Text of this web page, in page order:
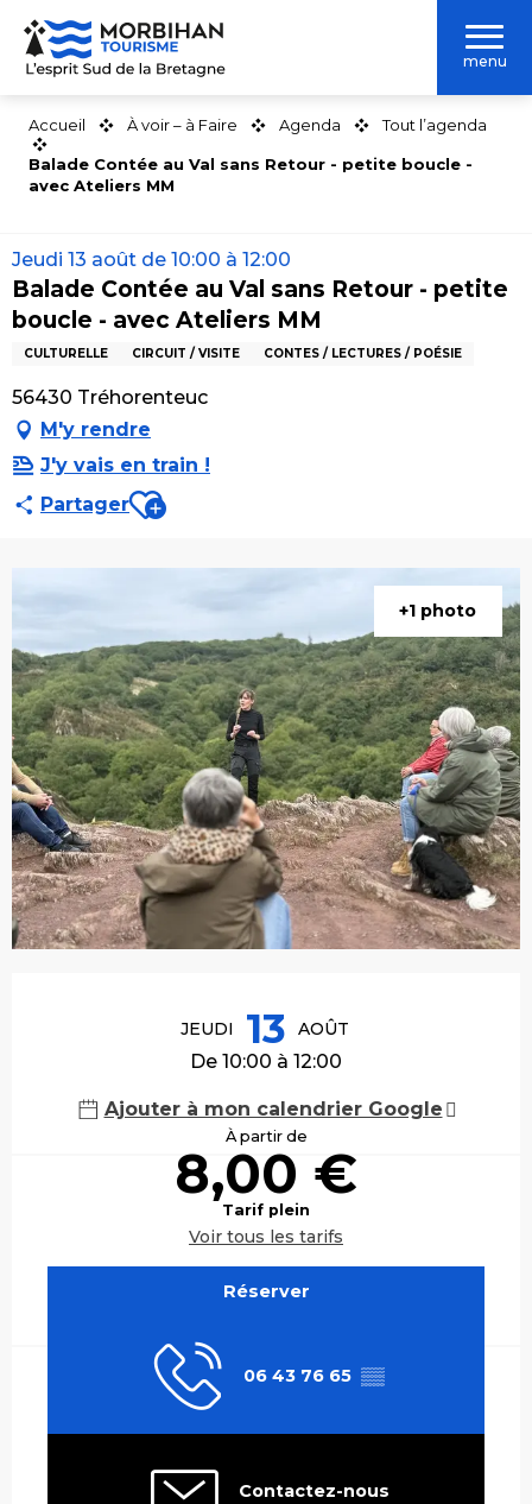
Aller
contenu
menu
Accueil À voir – à Faire Agenda Tout l’agenda
Balade Contée au Val sans Retour - petite boucle -
avec Ateliers MM
Jeudi 13 août de 10:00 à 12:00
Balade Contée au Val sans Retour - petite
boucle - avec Ateliers MM
CULTURELLE CIRCUIT / VISITE CONTES / LECTURES / POÉSIE
56430 Tréhorenteuc
M'y rendre
J'y vais en train !
PartagerAjouter aux favoris
+1 photo
JEUDI 13 AOÛT
De 10:00 à 12:00
Ajouter à mon calendrier Google
À partir de
8,00 €
Tarif plein
Voir tous les tarifs
Réserver
06 43 76 65 ▒▒
Contactez-nous